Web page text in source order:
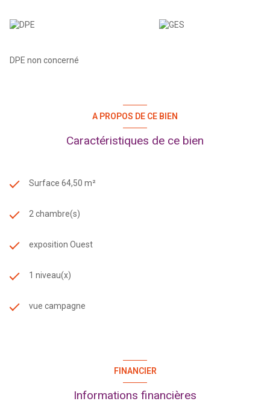
DPE non concerné
A PROPOS DE CE BIEN
Caractéristiques de ce bien
Surface 64,50 m²
2 chambre(s)
exposition Ouest
1 niveau(x)
vue campagne
FINANCIER
Informations financières